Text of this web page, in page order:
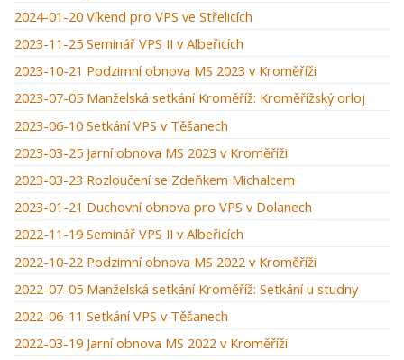
2024-01-20 Víkend pro VPS ve Střelicích
2023-11-25 Seminář VPS II v Albeřicích
2023-10-21 Podzimní obnova MS 2023 v Kroměříži
2023-07-05 Manželská setkání Kroměříž: Kroměřížský orloj
2023-06-10 Setkání VPS v Těšanech
2023-03-25 Jarní obnova MS 2023 v Kroměříži
2023-03-23 Rozloučení se Zdeňkem Michalcem
2023-01-21 Duchovní obnova pro VPS v Dolanech
2022-11-19 Seminář VPS II v Albeřicích
2022-10-22 Podzimní obnova MS 2022 v Kroměříži
2022-07-05 Manželská setkání Kroměříž: Setkání u studny
2022-06-11 Setkání VPS v Těšanech
2022-03-19 Jarní obnova MS 2022 v Kroměříži